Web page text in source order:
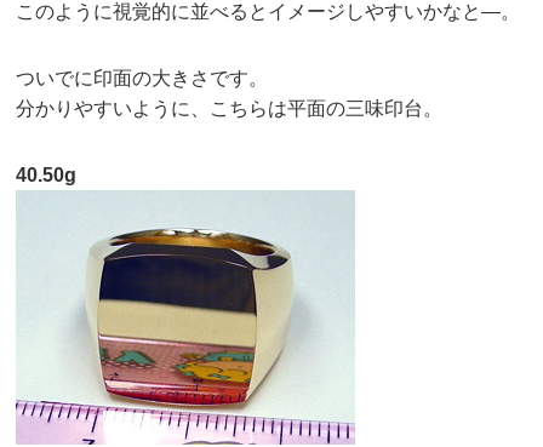
このように視覚的に並べるとイメージしやすいかなと—。
ついでに印面の大きさです。
分かりやすいように、こちらは平面の三味印台。
40.50g